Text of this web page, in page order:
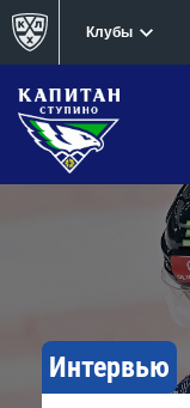
Клубы
Интервью